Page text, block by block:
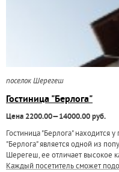
поселок Шерегеш
Гостиница "Берлога"
Цена 2200.00—14000.00 руб.
Гостиница "Берлога" находится
"Берлога" является одной из
Шерегеш, ее отличает высокое
Каждый посетитель сможет